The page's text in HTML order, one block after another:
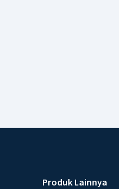
Produk Lainnya